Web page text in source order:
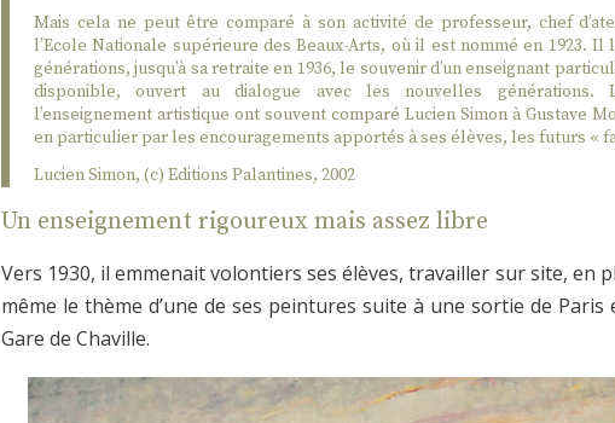
Mais cela ne peut être comparé à son activité de professeur, chef
l’Ecole Nationale supérieure des Beaux-Arts, où il est nommé en 1923. Il
générations, jusqu’à sa retraite en 1936, le souvenir d’un enseignant
disponible, ouvert au dialogue avec les nouvelles générations.
l’enseignement artistique ont souvent comparé Lucien Simon à Gustave
en particulier par les encouragements apportés à ses élèves, les futurs «
Lucien Simon, (c) Editions Palantines, 2002
Un enseignement rigoureux mais assez libre
Vers 1930, il emmenait volontiers ses élèves, travailler sur site, en
même le thème d’une de ses peintures suite à une sortie de Paris
Gare de Chaville.